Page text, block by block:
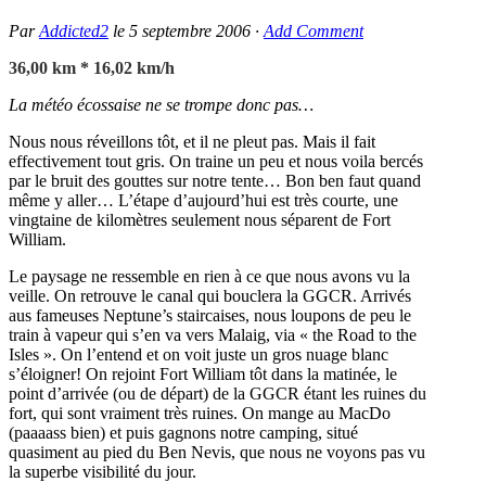
ParAddicted2 le 5 septembre 2006 · Add Comment
36,00 km * 16,02 km/h
La météo écossaise ne se trompe donc pas…
Nous nous réveillons tôt, et il ne pleut pas. Mais il fait
effectivement tout gris. On traine un peu et nous voila bercés
par le bruit des gouttes sur notre tente… Bon ben faut quand
même y aller… L’étape d’aujourd’hui est très courte, une
vingtaine de kilomètres seulement nous séparent de Fort
William.
Le paysage ne ressemble en rien à ce que nous avons vu la
veille. On retrouve le canal qui bouclera la GGCR. Arrivés
aus fameuses Neptune’s staircaises, nous loupons de peu le
train à vapeur qui s’en va vers Malaig, via « the Road to the
Isles ». On l’entend et on voit juste un gros nuage blanc
s’éloigner! On rejoint Fort William tôt dans la matinée, le
point d’arrivée (ou de départ) de la GGCR étant les ruines du
fort, qui sont vraiment très ruines. On mange au MacDo
(paaaass bien) et puis gagnons notre camping, situé
quasiment au pied du Ben Nevis, que nous ne voyons pas vu
la superbe visibilité du jour.